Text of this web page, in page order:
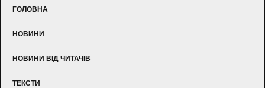
ГОЛОВНА
НОВИНИ
НОВИНИ ВІД ЧИТАЧІВ
ТЕКСТИ